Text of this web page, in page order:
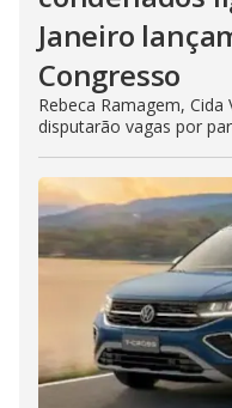
Janeiro
Congresso
Rebeca Ramagem,
disputarão vagas por